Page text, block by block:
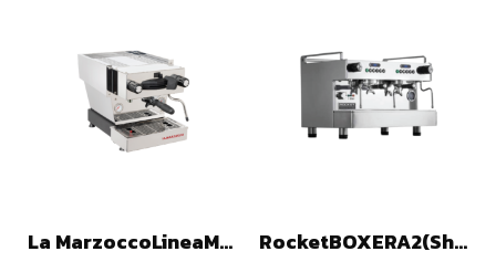
La MarzoccoLineaMiniR (STL)
RocketBOXERA2(ShotTimer)(STL)